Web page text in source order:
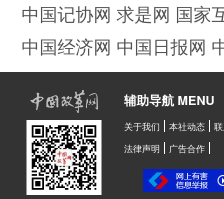
中国记协网 求是网 国家
中国经济网 中国日报网
辅助导航 MENU
关于我们 本社动态
法律声明
广告合作